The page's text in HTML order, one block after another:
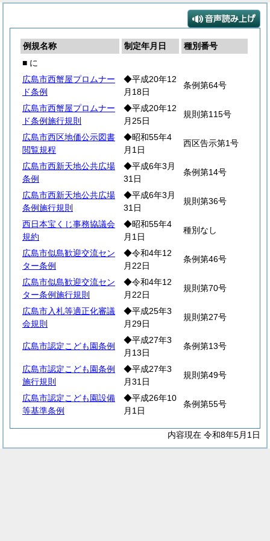
例規名称 制定年月日
種別番号
■ に
広島市西蟹屋プロムナー
ド条例
◆平成20年12
月18日
条例第64号
広島市西蟹屋プロムナー
ド条例施行規則
◆平成20年12
月25日
規則第115号
広島市西区地価公示図書
閲覧規程
◆昭和55年4
月1日
西区告示第1号
広島市西新天地公共広場
条例
◆平成6年3月
31日
条例第14号
広島市西新天地公共広場
条例施行規則
◆平成6年3月
31日
規則第36号
西日本宝くじ事務協議会
規約
◆昭和55年4
月1日
種別なし
広島市似島歓迎交流セン
ター条例
◆令和4年12
月22日
条例第46号
広島市似島歓迎交流セン
ター条例施行規則
◆令和4年12
月22日
規則第70号
広島市入札等適正化審議
会規則
◆平成25年3
月29日
規則第27号
広島市認定こども園条例
◆平成27年3
月13日
条例第13号
広島市認定こども園条例
施行規則
◆平成27年3
月31日
規則第49号
広島市認定こども園設備
等基準条例
◆平成26年10
月1日
条例第55号
内容現在 令和8年5月1日